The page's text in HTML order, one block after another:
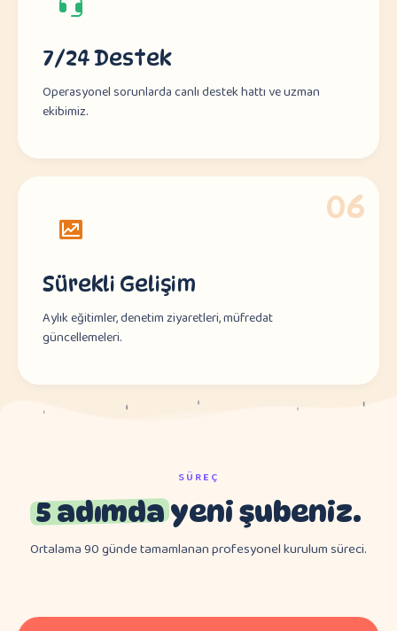
7/24 Destek
Operasyonel sorunlarda canlı destek hattı ve uzman
ekibimiz.
06
Sürekli Gelişim
Aylık eğitimler, denetim ziyaretleri, müfredat
güncellemeleri.
SÜREÇ
5 adımdayeni şubeniz.
Ortalama 90 günde tamamlanan profesyonel kurulum süreci.